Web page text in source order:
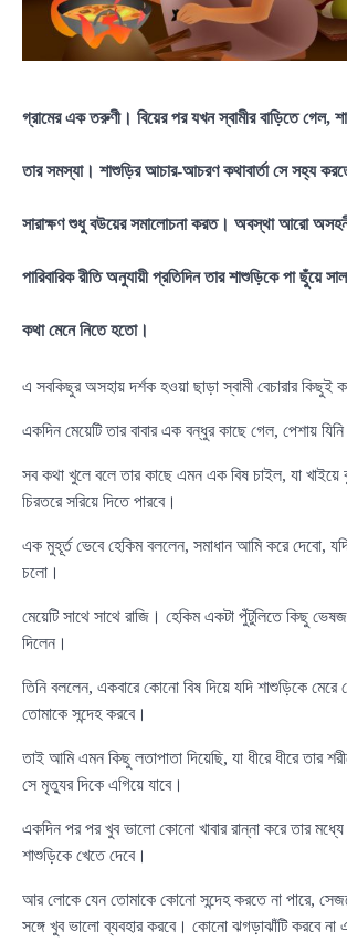
গ্রামের এক তরুণী। বিয়ের পর যখন স্বামীর বাড়িতে গেল,
তার সমস্যা। শাশুড়ির আচার-আচরণ কথাবার্তা সে সহ্য
সারাক্ষণ শুধু বউয়ের সমালোচনা করত। অবস্থা আরো
পারিবারিক রীতি অনুযায়ী প্রতিদিন তার শাশুড়িকে পা ছুঁয়ে
কথা মেনে নিতে হতো।
এ সবকিছুর অসহায় দর্শক হওয়া ছাড়া স্বামী বেচারার কিছুই
একদিন মেয়েটি তার বাবার এক বন্ধুর কাছে গেল, পেশায়
সব কথা খুলে বলে তার কাছে এমন এক বিষ চাইল, যা খাইয়ে
চিরতরে সরিয়ে দিতে পারবে।
এক মুহূর্ত ভেবে হেকিম বললেন, সমাধান আমি করে দেবো,
চলো।
মেয়েটি সাথে সাথে রাজি। হেকিম একটা পুঁটুলিতে কিছু
দিলেন।
তিনি বললেন, একবারে কোনো বিষ দিয়ে যদি শাশুড়িকে
তোমাকে সন্দেহ করবে।
তাই আমি এমন কিছু লতাপাতা দিয়েছি, যা ধীরে ধীরে তার
সে মৃত্যুর দিকে এগিয়ে যাবে।
একদিন পর পর খুব ভালো কোনো খাবার রান্না করে তার
শাশুড়িকে খেতে দেবে।
আর লোকে যেন তোমাকে কোনো সন্দেহ করতে না পারে,
সঙ্গে খুব ভালো ব্যবহার করবে। কোনো ঝগড়াঝাঁটি করবে না